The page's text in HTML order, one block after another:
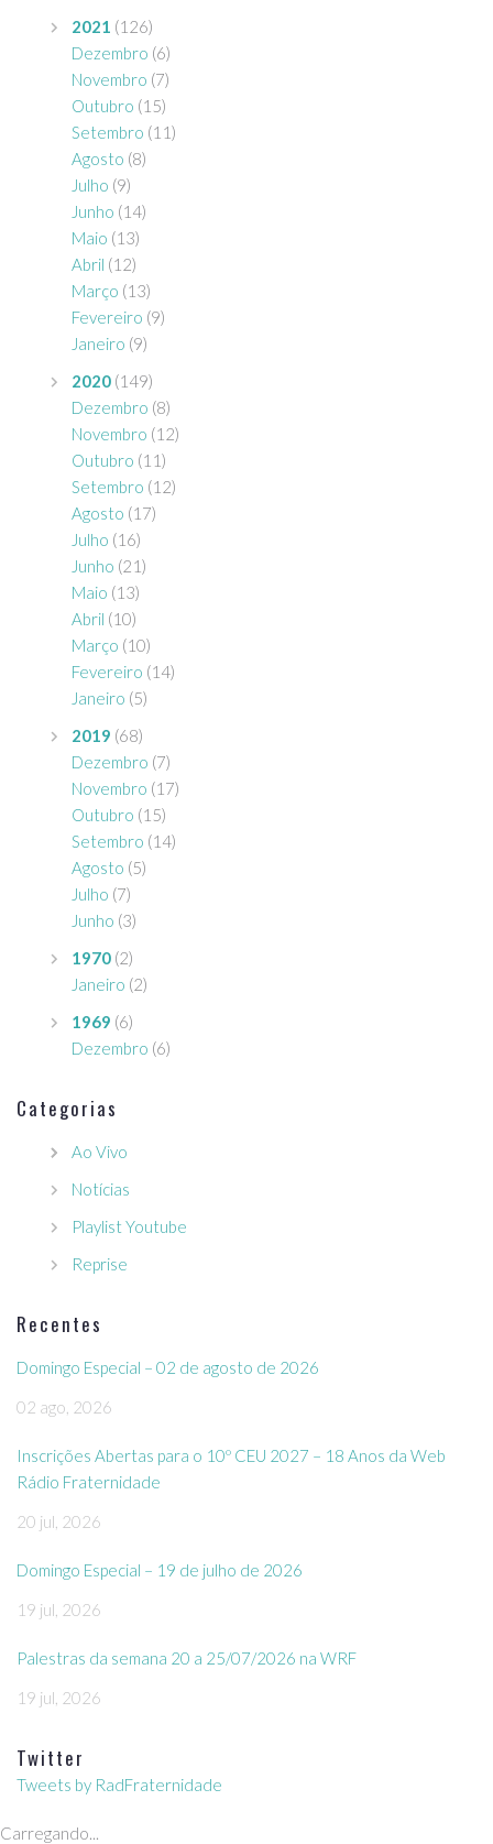
2021 (126)
Dezembro (6)
Novembro (7)
Outubro (15)
Setembro (11)
Agosto (8)
Julho (9)
Junho (14)
Maio (13)
Abril (12)
Março (13)
Fevereiro (9)
Janeiro (9)
2020 (149)
Dezembro (8)
Novembro (12)
Outubro (11)
Setembro (12)
Agosto (17)
Julho (16)
Junho (21)
Maio (13)
Abril (10)
Março (10)
Fevereiro (14)
Janeiro (5)
2019 (68)
Dezembro (7)
Novembro (17)
Outubro (15)
Setembro (14)
Agosto (5)
Julho (7)
Junho (3)
1970 (2)
Janeiro (2)
1969 (6)
Dezembro (6)
Categorias
Ao Vivo
Notícias
Playlist Youtube
Reprise
Recentes
Domingo Especial – 02 de agosto de 2026
02 ago, 2026
Inscrições Abertas para o 10º CEU 2027 – 18 Anos da Web
Rádio Fraternidade
20 jul, 2026
Domingo Especial – 19 de julho de 2026
19 jul, 2026
Palestras da semana 20 a 25/07/2026 na WRF
19 jul, 2026
Twitter
Tweets by RadFraternidade
Carregando...